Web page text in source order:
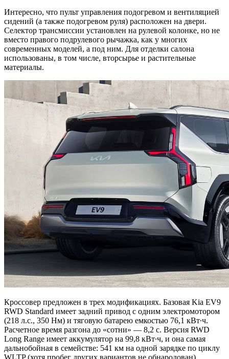
Интересно, что пульт управления подогревом и вентиляцией
сидений (а также подогревом руля) расположен на двери.
Селектор трансмиссии установлен на рулевой колонке, но не
вместо правого подрулевого рычажка, как у многих
современных моделей, а под ним. Для отделки салона
использованы, в том числе, вторсырье и растительные
материалы.
Кроссовер предложен в трех модификациях. Базовая Kia EV9
RWD Standard имеет задний привод с одним электромотором
(218 л.с., 350 Нм) и тяговую батарею емкостью 76,1 кВт∙ч.
Расчетное время разгона до «сотни» — 8,2 с. Версия RWD
Long Range имеет аккумулятор на 99,8 кВт∙ч, и она самая
дальнобойная в семействе: 541 км на одной зарядке по циклу
WLTP (хотя пробег других вариантов не обнародован).